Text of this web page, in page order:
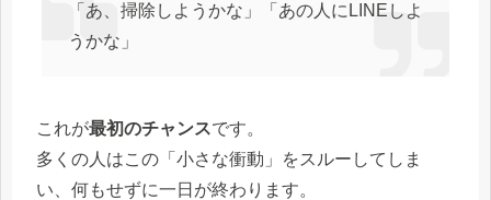
「あ、掃除しようかな」「あの人にLINEしよ
うかな」
これが最初のチャンスです。
多くの人はこの「小さな衝動」をスルーしてしま
い、何もせずに一日が終わります。